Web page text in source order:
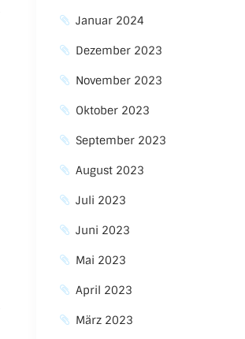
Januar 2024
Dezember 2023
November 2023
Oktober 2023
September 2023
August 2023
Juli 2023
Juni 2023
Mai 2023
April 2023
März 2023